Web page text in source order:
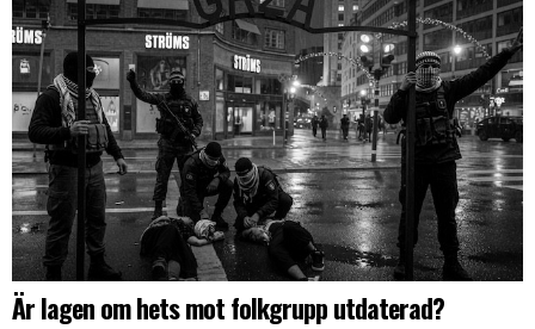
Är lagen om hets mot folkgrupp utdaterad?